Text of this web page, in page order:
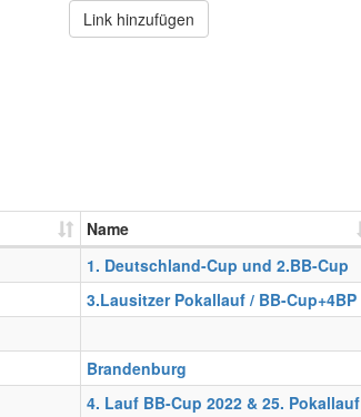
Link hinzufügen
Name
1. Deutschland-Cup und 2.BB-Cup
3.Lausitzer Pokallauf / BB-Cup+4BP
Brandenburg
4. Lauf BB-Cup 2022 & 25. Pokallauf